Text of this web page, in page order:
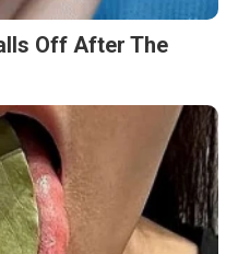
Off After The